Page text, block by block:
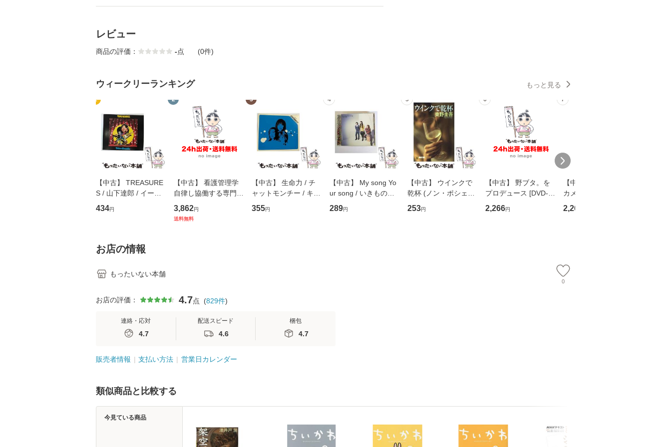
レビュー
商品の評価： -点 (0件)
ウィークリーランキング もっと見る
1
【中古】 TREASURE
S / 山下達郎 / イース
トウエスト・ジャパン
[CD]【メール便送料無
434円
2
【中古】 看護管理学
自律し協働する専門職
の看護マネジメントス
キル 改訂第3版 (看護
3,862円
送料無料
3
【中古】 生命力 / チ
ャットモンチー / キュ
ーンレコード [CD]
【メール便送料無料】
355円
4
【中古】 My song Yo
ur song / いきものが
かり / [CD]【メール便
送料無料】
289円
5
【中古】 ウインクで
乾杯 (ノン・ポシェッ
ト) / 東野圭吾 / 祥伝
社 [文庫]【メール便送
253円
6
【中古】 野ブタ。を
プロデュース [DVD-B
OX] / バップ [DVD]
【メール便送料無料】
2,266円
7
【中古】 明日なき森
カメムシ先生が熊野で
語る / 熊野の森ネット
ワークいちいがしの
2,266
お店の情報
もったいない本舗
0
お店の評価： 4.7点 (829件)
連絡・応対
4.7
配送スピード
4.6
梱包
4.7
販売者情報 支払い方法 営業日カレンダー
類似商品と比較する
今見ている商品